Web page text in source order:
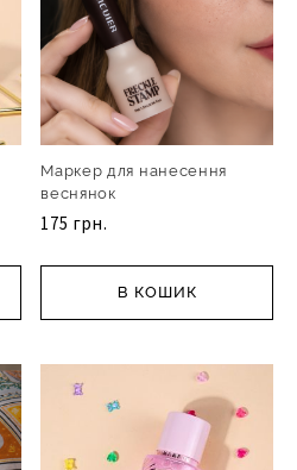
Маркер для нанесення
веснянок
175 грн.
В КОШИК